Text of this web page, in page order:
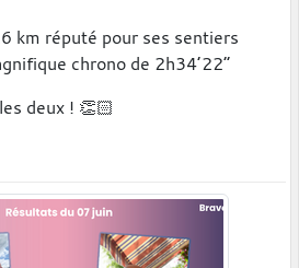
km réputé pour ses sentiers
chrono de 2h34’22”
deux ! 👏🏻